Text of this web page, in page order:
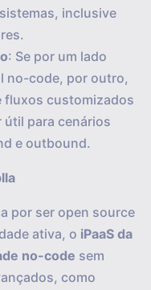
inclusive
: Se por um lado
no-code, por outro,
fluxos customizados
para cenários
e outbound.
por ser open source
ativa, o iPaaS da
no-code sem
como